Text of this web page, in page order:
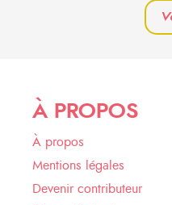
À PROPOS
À propos
Mentions légales
Devenir contributeur